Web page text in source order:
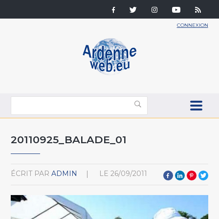
CONNEXION
20110925_BALADE_01
ÉCRIT PAR ADMIN LE 26/09/2011